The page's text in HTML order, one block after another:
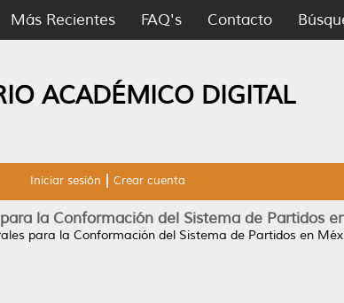
Más Recientes FAQ's Contacto
ACADÉMICO DIGITAL
Iniciar sesión Crear cuenta
la Conformación del Sistema de Partidos
para la Conformación del Sistema de Partidos en